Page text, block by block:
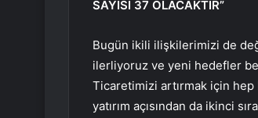
SAYISI 37 OLACAKTIR”
Bugün ikili ilişkilerimizi de
ilerliyoruz ve yeni hedefler
Ticaretimizi artırmak için
yatırım açısından da ikinci